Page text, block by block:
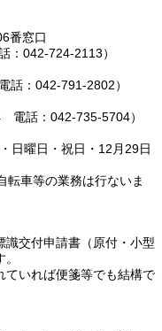
番窓口
042-724-2113）
：042-791-2802）
話：042-735-5704）
日曜日・祝日・12月29日
車等の業務は行ないま
交付申請書（原付・小型
ていれば便箋等でも結構で